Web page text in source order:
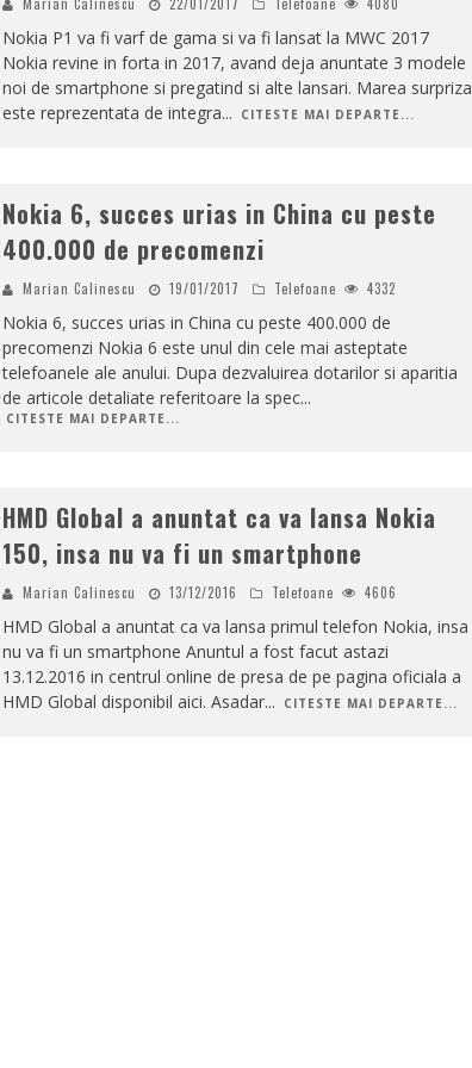
Nokia P1 va fi varf de gama si va fi lansat la MWC 2017
Nokia revine in forta in 2017, avand deja anuntate 3 modele
noi de smartphone si pregatind si alte lansari. Marea surpriza
este reprezentata de integra... CITESTE MAI DEPARTE...
Nokia 6, succes urias in China cu peste
400.000 de precomenzi
Marian Calinescu 19/01/2017 Telefoane 4332
Nokia 6, succes urias in China cu peste 400.000 de
precomenzi Nokia 6 este unul din cele mai asteptate
telefoanele ale anului. Dupa dezvaluirea dotarilor si aparitia
de articole detaliate referitoare la spec...
CITESTE MAI DEPARTE...
HMD Global a anuntat ca va lansa Nokia
150, insa nu va fi un smartphone
Marian Calinescu 13/12/2016 Telefoane 4606
HMD Global a anuntat ca va lansa primul telefon Nokia, insa
nu va fi un smartphone Anuntul a fost facut astazi
13.12.2016 in centrul online de presa de pe pagina oficiala a
HMD Global disponibil aici. Asadar... CITESTE MAI DEPARTE...